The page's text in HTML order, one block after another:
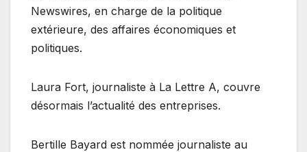
Newswires, en charge de la politique
extérieure, des affaires économiques et
politiques.
Laura Fort, journaliste à La Lettre A, couvre
désormais l’actualité des entreprises.
Bertille Bayard est nommée journaliste au